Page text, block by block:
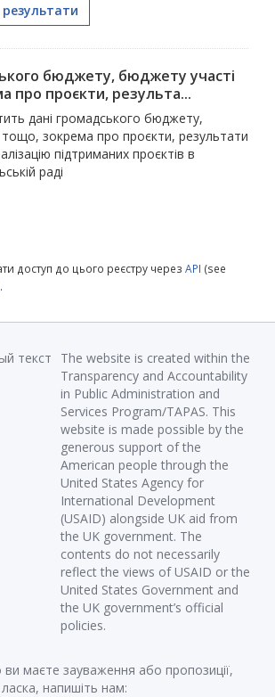
бюджету, бюджету участі
про проєкти, результа...
дані громадського бюджету,
зокрема про проєкти, результати
підтриманих проєктів в
раді
доступ до цього реєстру через API (see
The website is created within the
Transparency and Accountability
in Public Administration and
Services Program/TAPAS. This
website is made possible by the
generous support of the
American people through the
United States Agency for
International Development
(USAID) alongside UK aid from
the UK government. The
contents do not necessarily
reflect the views of USAID or the
United States Government and
the UK government’s official
policies.
маєте зауваження або пропозиції,
напишіть нам: